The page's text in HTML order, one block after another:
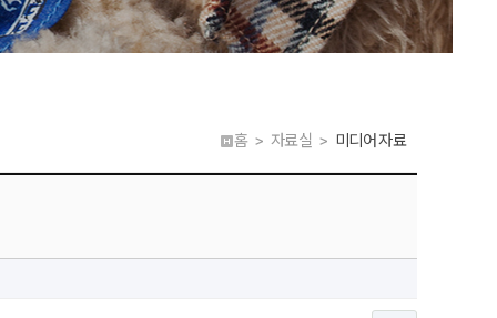
홈 > 자료실 > 미디어 자료